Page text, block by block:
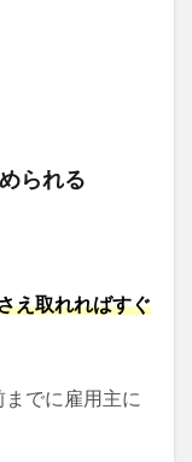
られる
え取れればすぐ
でに雇用主に